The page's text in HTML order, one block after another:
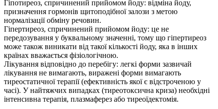
Гіпотиреоз, спричинений прийомом йоду: відміна йоду,
призначення гормонів щитоподібної залози з метою
нормалізації обміну речовин.
Гіпертиреоз, спричинений прийомом йоду: це не
передозування у буквальному значенні, тому що гіпертиреоз
може також виникати від такої кількості йоду, яка в інших
країнах вважається фізіологічною.
Лікування відповідно до перебігу: легкі форми зазвичай
лікування не вимагають, виражені форми вимагають
тиреостатичної терапії (ефективність якої є відстроченою у
часі). У найтяжчих випадках (тиреотоксична криза) необхідні
інтенсивна терапія, плазмаферез або тиреоїдектомія.